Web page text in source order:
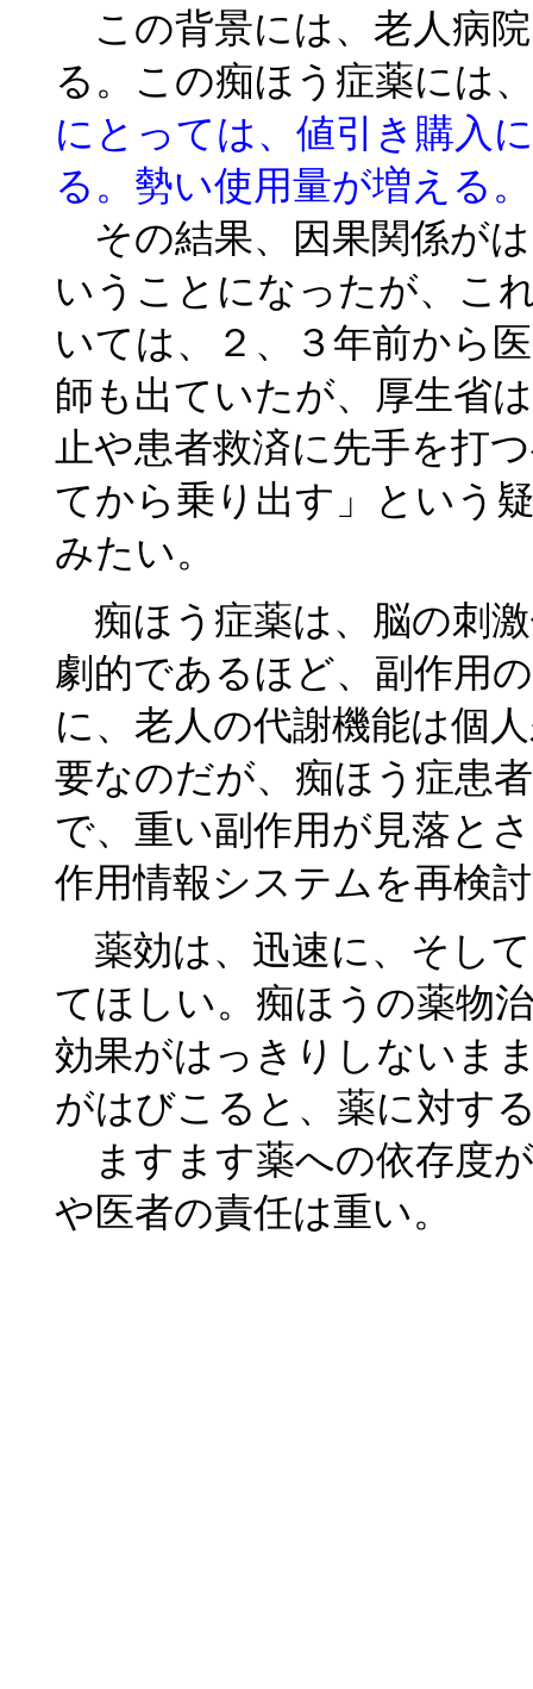
この背景には、老人病
る。この痴ほう症薬には、
にとっては、値引き購入
る。勢い使用量が増える。
その結果、因果関係が
いうことになったが、こ
いては、２、３年前から
師も出ていたが、厚生省
止や患者救済に先手を打
てから乗り出す」という
みたい。
痴ほう症薬は、脳の刺
劇的であるほど、副作用
に、老人の代謝機能は個
要なのだが、痴ほう症患
で、重い副作用が見落と
作用情報システムを再検
薬効は、迅速に、そし
てほしい。痴ほうの薬物
効果がはっきりしないま
がはびこると、薬に対す
ますます薬への依存度
や医者の責任は重い。